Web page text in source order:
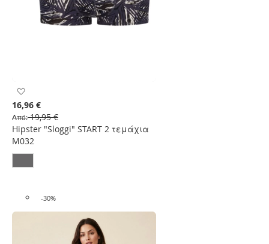
στη
Λίστα
Επιθυμιών
Hipster "Sloggi" START 2 τεμάχια
M032
16,96 €
Από 19,95 €
-30%